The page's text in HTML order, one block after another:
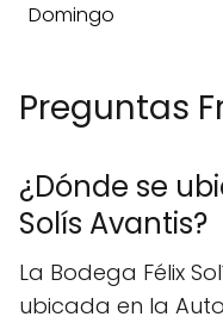
Domingo
Preguntas
¿Dónde se
Solís Avantis?
La Bodega Félix
ubicada en la